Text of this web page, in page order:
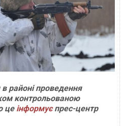
в районі проведення
контрольованою
це інформуєпрес-центр